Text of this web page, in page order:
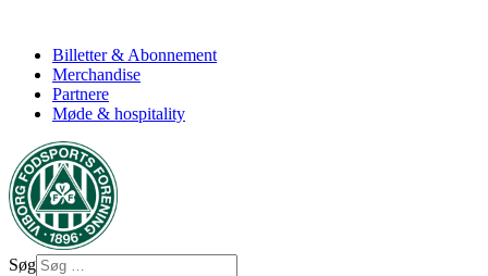
Billetter & Abonnement
Merchandise
Partnere
Møde & hospitality
Søg